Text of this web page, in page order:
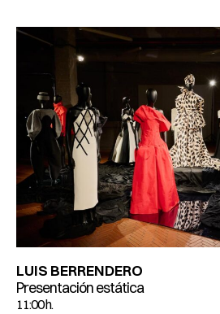
LUIS BERRENDERO
Presentación estática
11:00 h.